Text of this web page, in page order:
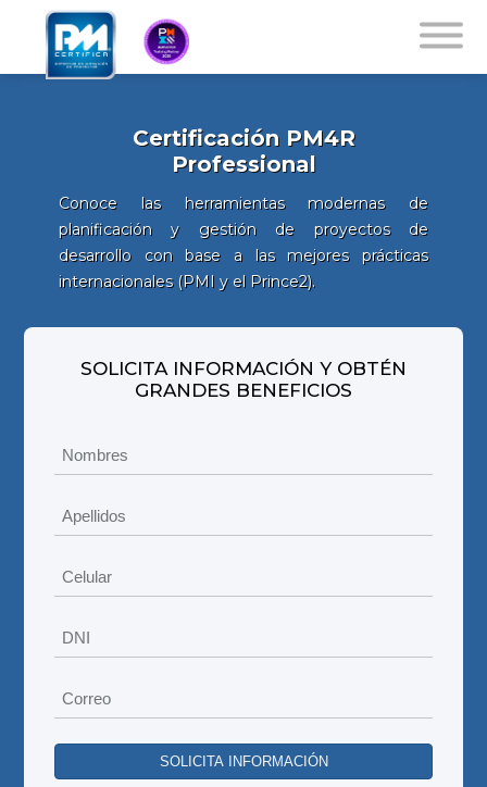
Certificación PM4R
Professional
Conoce las herramientas modernas de
planificación y gestión de proyectos de
desarrollo con base a las mejores prácticas
internacionales (PMI y el Prince2).
SOLICITA INFORMACIÓN Y OBTÉN
GRANDES BENEFICIOS